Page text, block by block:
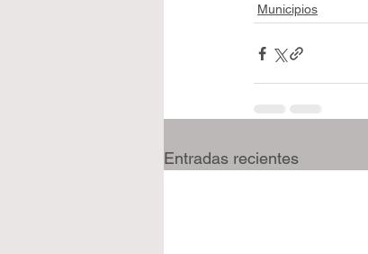
Municipios
Entradas recientes